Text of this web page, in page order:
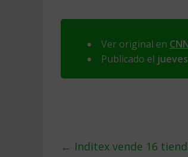
Ver original en
Publicado el
← Inditex vende 16